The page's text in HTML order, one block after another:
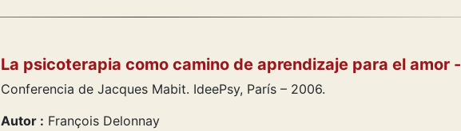
La psicoterapia como camino de aprendizaje para el amor -
Conferencia de Jacques Mabit. IdeePsy, París – 2006.
Autor : François Delonnay